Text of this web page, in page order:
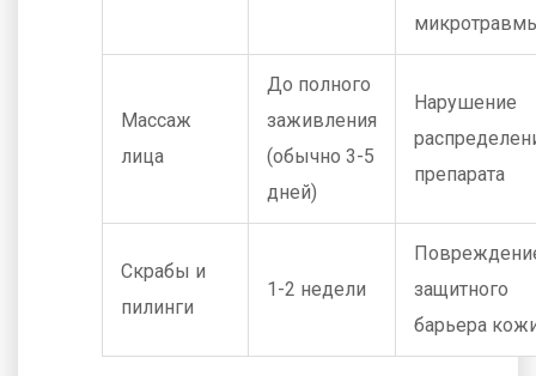
Массаж
лица
До полного
заживления
(обычно 3-5
дней)
Нарушение
препарата
Скрабы и
пилинги
1-2 недели
защитного
барьера